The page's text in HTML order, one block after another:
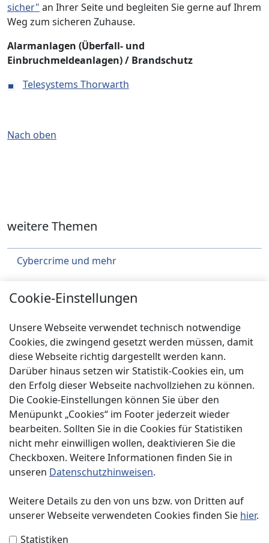
sicher" an Ihrer Seite und begleiten Sie gerne auf Ihrem
Weg zum sicheren Zuhause.
Alarmanlagen (Überfall- und
Einbruchmeldeanlagen) / Brandschutz
Telesystems Thorwarth
Nach oben
weitere Themen
Cybercrime und mehr
Über uns
Service
Spenden
Impressum
Kontakt
Cookie-Einstellungen
Unsere Webseite verwendet technisch notwendige
Cookies, die zwingend gesetzt werden müssen, damit
diese Webseite richtig dargestellt werden kann.
Darüber hinaus setzen wir Statistik-Cookies ein, um
den Erfolg dieser Webseite nachvollziehen zu können.
Die Cookie-Einstellungen können Sie über den
Menüpunkt „Cookies“ im Footer jederzeit wieder
bearbeiten. Sollten Sie in die Cookies für Statistiken
nicht mehr einwilligen wollen, deaktivieren Sie die
Checkboxen. Weitere Informationen finden Sie in
unseren Datenschutzhinweisen.
Weitere Details zu den von uns bzw. von Dritten auf
unserer Webseite verwendeten Cookies finden Sie hier.
Statistiken